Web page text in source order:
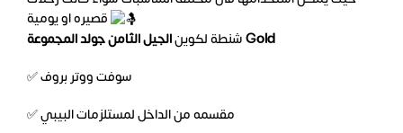
شنطة لكوينالجيل الثامن جولد المجموعة Gold
✅ سوفت ووتر بروف
✅ مقسمه من الداخل لمستلزمات البيبي